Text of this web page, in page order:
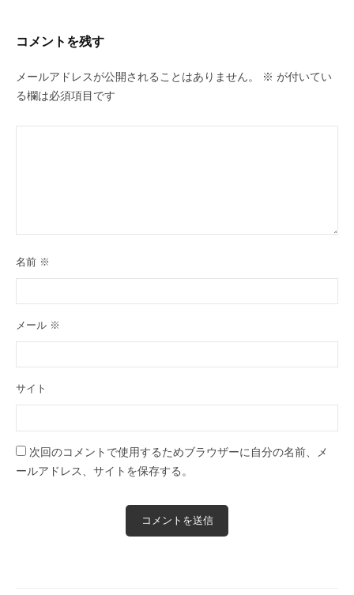
コメントを残す
メールアドレスが公開されることはありません。 ※ が付いてい
る欄は必須項目です
名前 ※
メール ※
サイト
次回のコメントで使用するためブラウザーに自分の名前、メ
ールアドレス、サイトを保存する。